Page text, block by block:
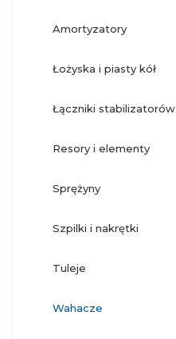
amortyzatory
łożyska i piasty kół
łączniki stabilizatorów
resory i elementy
sprężyny
szpilki i nakrętki
tuleje
wahacze